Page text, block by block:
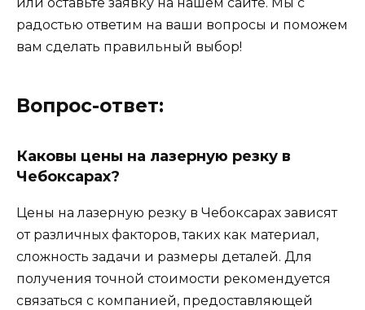
радостью ответим на ваши вопросы и поможем
вам сделать правильный выбор!
Вопрос-ответ:
Каковы цены на лазерную резку в
Чебоксарах?
Цены на лазерную резку в Чебоксарах зависят
от различных факторов, таких как материал,
сложность задачи и размеры деталей. Для
получения точной стоимости рекомендуется
связаться с компанией, предоставляющей